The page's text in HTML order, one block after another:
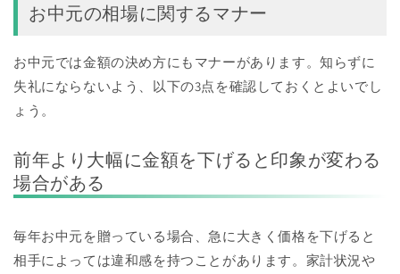
お中元の相場に関するマナー
お中元では金額の決め方にもマナーがあります。知らずに
失礼にならないよう、以下の3点を確認しておくとよいでし
ょう。
前年より大幅に金額を下げると印象が変わる
場合がある
毎年お中元を贈っている場合、急に大きく価格を下げると
相手によっては違和感を持つことがあります。家計状況や